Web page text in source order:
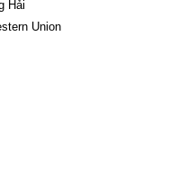
Hải
Union